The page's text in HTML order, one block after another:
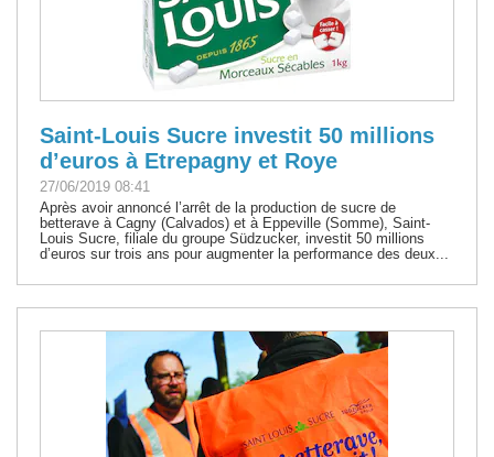
Saint-Louis Sucre investit 50 millions
d’euros à Etrepagny et Roye
27/06/2019 08:41
Après avoir annoncé l’arrêt de la production de sucre de
betterave à Cagny (Calvados) et à Eppeville (Somme), Saint-
Louis Sucre, filiale du groupe Südzucker, investit 50 millions
d’euros sur trois ans pour augmenter la performance des deux...